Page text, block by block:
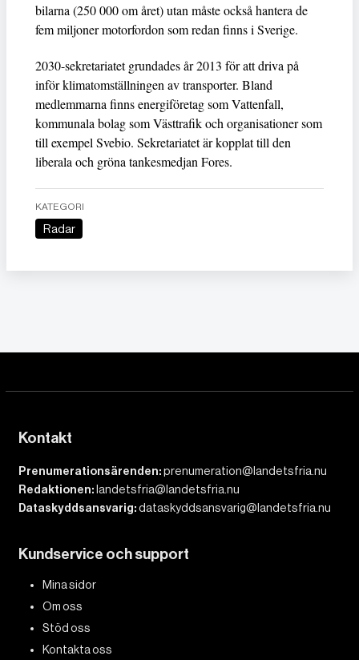
bilarna (250 000 om året) utan måste också hantera de
fem miljoner motorfordon som redan finns i Sverige.
2030-sekretariatet grundades år 2013 för att driva på
inför klimatomställningen av transporter. Bland
medlemmarna finns energiföretag som Vattenfall,
kommunala bolag som Västtrafik och organisationer som
till exempel Svebio. Sekretariatet är kopplat till den
liberala och gröna tankesmedjan Fores.
KATEGORI
Radar
Kontakt
Prenumerationsärenden:prenumeration@landetsfria.nu
Redaktionen: landetsfria@landetsfria.nu
Dataskyddsansvarig:dataskyddsansvarig@landetsfria.nu
Kundservice och support
Mina sidor
Om oss
Stöd oss
Kontakta oss